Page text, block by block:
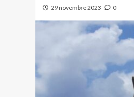
29 novembre 2023 0